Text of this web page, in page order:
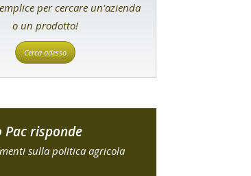
per cercare un'azienda
o un prodotto!
Cerca adesso
Pac risponde
sulla politica agricola